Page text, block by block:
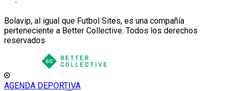
Bolavip, al igual que Futbol Sites, es una compañía
perteneciente a Better Collective. Todos los derechos
reservados
AGENDA DEPORTIVA